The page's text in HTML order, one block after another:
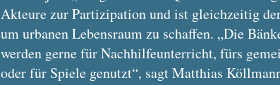
Akteure zur Partizipation und ist gleichzeitig
um urbanen Lebensraum zu schaffen. „Die
werden gerne für Nachhilfeunterricht, fürs
oder für Spiele genutzt“, sagt Matthias